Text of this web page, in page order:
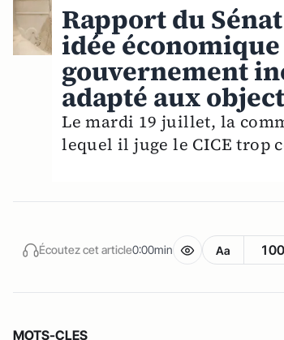
Rapport du
idée
gouvernement
adapté aux
Le mardi 19 juillet, la
lequel il juge le CICE trop
Écoutez cet article0:00min Aa
MOTS-CLES